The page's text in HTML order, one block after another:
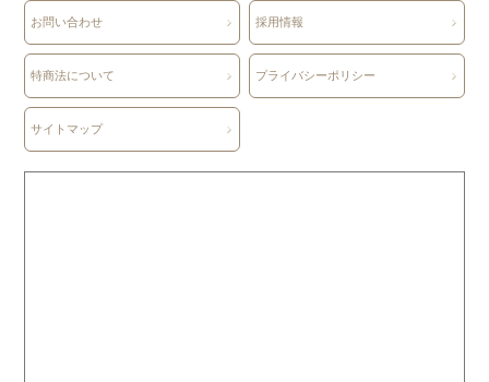
お問い合わせ 採用情報
特商法について プライバシーポリシー
サイトマップ